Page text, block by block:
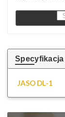
Specyfikacja
JASO DL-1